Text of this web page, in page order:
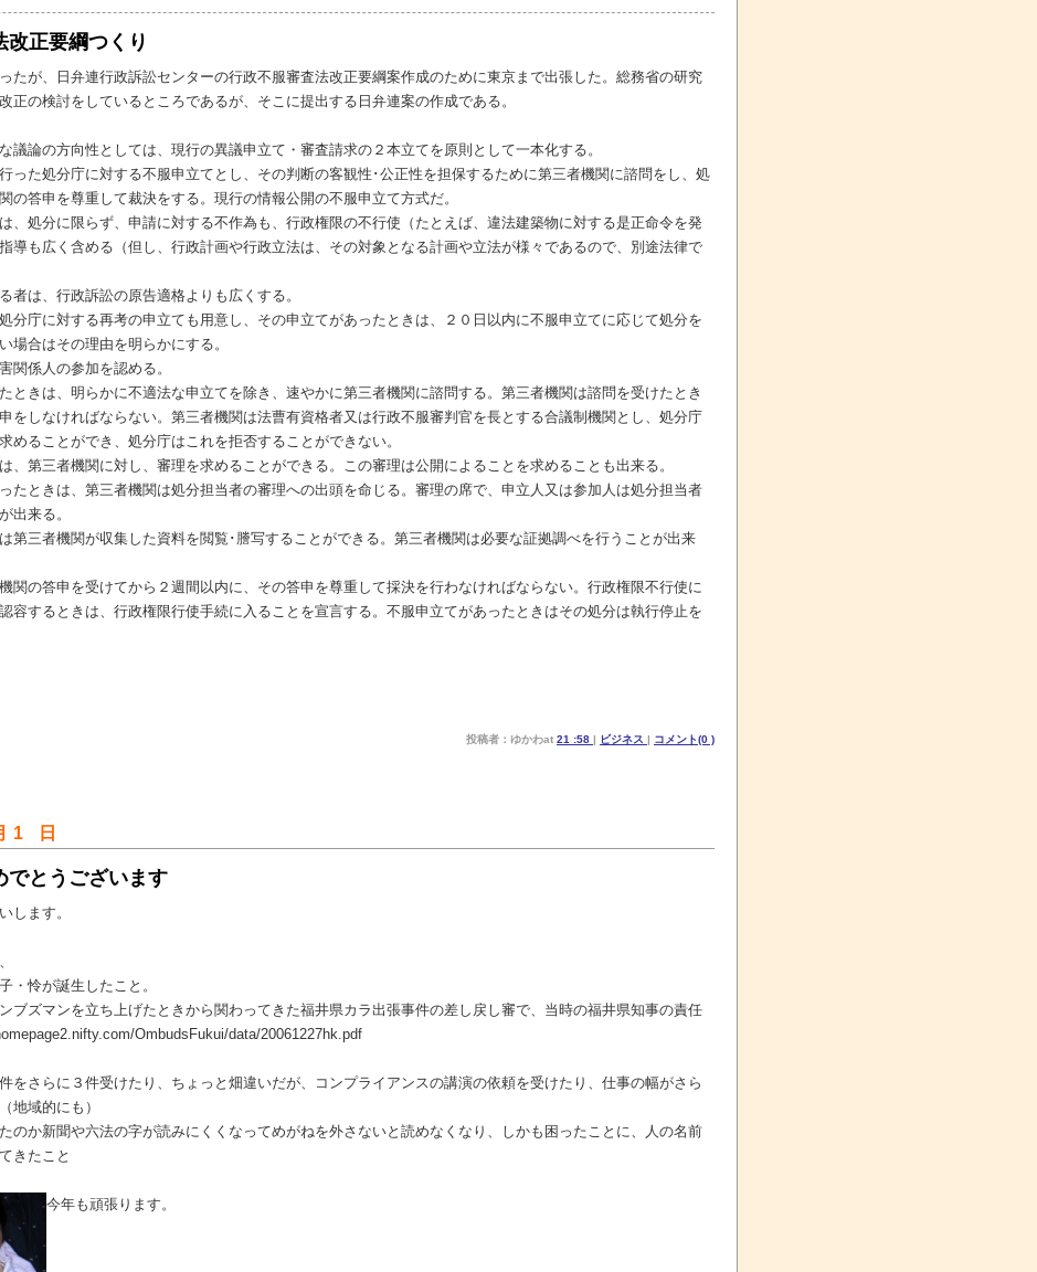
改正要綱つくり
たが、日弁連行政訴訟センターの行政不服審査法改正要綱案作成のために東京まで出張した。総務省の研究
正の検討をしているところであるが、そこに提出する日弁連案の作成である。
議論の方向性としては、現行の異議申立て・審査請求の２本立てを原則として一本化する。
った処分庁に対する不服申立てとし、その判断の客観性･公正性を担保するために第三者機関に諮問をし、処
の答申を尊重して裁決をする。現行の情報公開の不服申立て方式だ。
、処分に限らず、申請に対する不作為も、行政権限の不行使（たとえば、違法建築物に対する是正命令を発
導も広く含める（但し、行政計画や行政立法は、その対象となる計画や立法が様々であるので、別途法律で
者は、行政訴訟の原告適格よりも広くする。
分庁に対する再考の申立ても用意し、その申立てがあったときは、２０日以内に不服申立てに応じて処分を
場合はその理由を明らかにする。
関係人の参加を認める。
ときは、明らかに不適法な申立てを除き、速やかに第三者機関に諮問する。第三者機関は諮問を受けたとき
をしなければならない。第三者機関は法曹有資格者又は行政不服審判官を長とする合議制機関とし、処分庁
めることができ、処分庁はこれを拒否することができない。
、第三者機関に対し、審理を求めることができる。この審理は公開によることを求めることも出来る。
たときは、第三者機関は処分担当者の審理への出頭を命じる。審理の席で、申立人又は参加人は処分担当者
出来る。
第三者機関が収集した資料を閲覧･謄写することができる。第三者機関は必要な証拠調べを行うことが出来
関の答申を受けてから２週間以内に、その答申を尊重して採決を行わなければならない。行政権限不行使に
容するときは、行政権限行使手続に入ることを宣言する。不服申立てがあったときはその処分は執行停止を
投稿者：ゆかわat 21 :58 | ビジネス | コメント(0 )
1 日
でとうございます
します。
怜が誕生したこと。
ズマンを立ち上げたときから関わってきた福井県カラ出張事件の差し戻し審で、当時の福井県知事の責任
OmbudsFukui/data/20061227hk.pdf
さらに３件受けたり、ちょっと畑違いだが、コンプライアンスの講演の依頼を受けたり、仕事の幅がさら
地域的にも）
か新聞や六法の字が読みにくくなってめがねを外さないと読めなくなり、しかも困ったことに、人の名前
きたこと
今年も頑張ります。